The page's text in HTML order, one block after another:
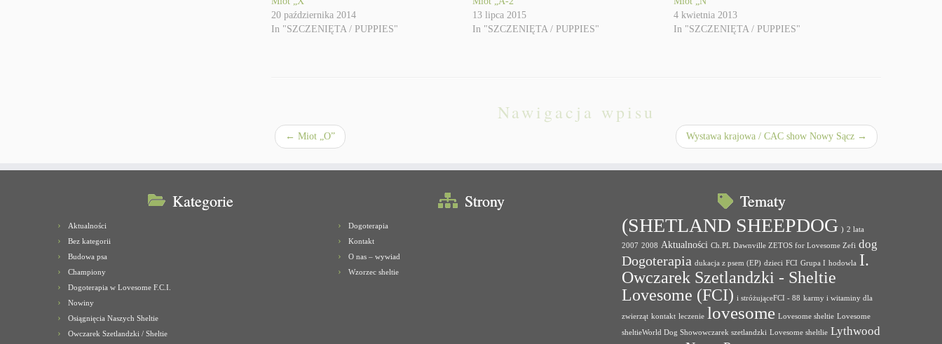
20 października 2014
In "SZCZENIĘTA / PUPPIES"
13 lipca 2015
In "SZCZENIĘTA / PUPPIES"
4 kwietnia 2013
In "SZCZENIĘTA / PUPPIES"
Nawigacja wpisu
← Miot „O” Wystawa krajowa / CAC show Nowy Sącz →
Kategorie
Aktualności
Bez kategorii
Budowa psa
Championy
Dogoterapia w Lovesome F.C.I.
Nowiny
Osiągnięcia Naszych Sheltie
Owczarek Szetlandzki / Sheltie
Strony
Dogoterapia
Kontakt
O nas – wywiad
Wzorzec sheltie
Tematy
(SHETLAND SHEEPDOG ) 2 lata
2007 2008 Aktualności Ch.PL Dawnville ZETOS for Lovesome Zefi dog
Dogoterapia dukacja z psem (EP) dzieci FCI Grupa I hodowla I.
Owczarek Szetlandzki - Sheltie
Lovesome (FCI) i stróżująceFCI - 88 karmy i witaminy dla
zwierząt kontakt leczenie lovesome Lovesome sheltie Lovesome
sheltieWorld Dog Showowczarek szetlandzki Lovesome sheltlie Lythwood